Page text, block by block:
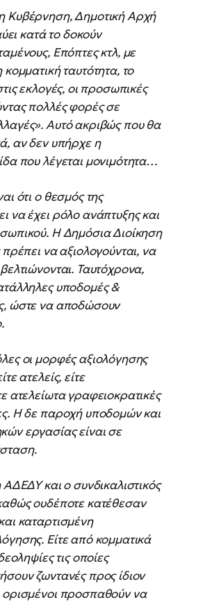
Κυβέρνηση, Δημοτική Αρχή
κατά το δοκούν
Επόπτες κτλ, με
ταυτότητα, το
εκλογές, οι προσωπικές
πολλές φορές σε
Αυτό ακριβώς που θα
αν δεν υπήρχε η
που λέγεται μονιμότητα…
ότι ο θεσμός της
να έχει ρόλο ανάπτυξης και
Η Δημόσια Διοίκηση
να αξιολογούνται, να
Ταυτόχρονα,
υποδομές &
ώστε να αποδώσουν
οι μορφές αξιολόγησης
ατελείς, είτε
ατελείωτα γραφειοκρατικές
Η δε παροχή υποδομών και
εργασίας είναι σε
και ο συνδικαλιστικός
ουδέποτε κατέθεσαν
καταρτισμένη
Είτε από κομματικά
τις οποίες
ζωντανές προς ίδιον
ορισμένοι προσπαθούν να